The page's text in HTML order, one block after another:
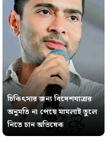
চিকিৎসার জন্য বিদেশযাত্রার
অনুমতি না পেয়ে মামলাই তুলে
নিতে চান অভিষেক